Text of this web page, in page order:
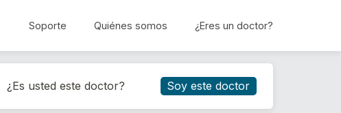
Soporte Quiénes somos ¿Eres un doctor?
Reservar cita
¿Es usted este doctor? Soy este doctor